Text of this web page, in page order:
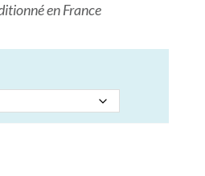
en France